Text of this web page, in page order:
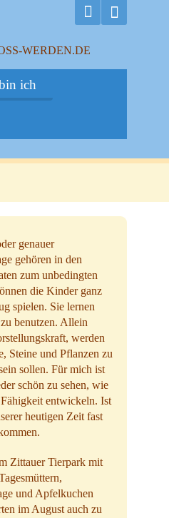
ich
genauer
gehören in den
zum unbedingten
die Kinder ganz
spielen. Sie lernen
benutzen. Allein
werden
Steine und Pflanzen zu
sollen. Für mich ist
schön zu sehen, wie
entwickeln. Ist
heutigen Zeit fast
Zittauer Tierpark mit
und Apfelkuchen
im August auch zu